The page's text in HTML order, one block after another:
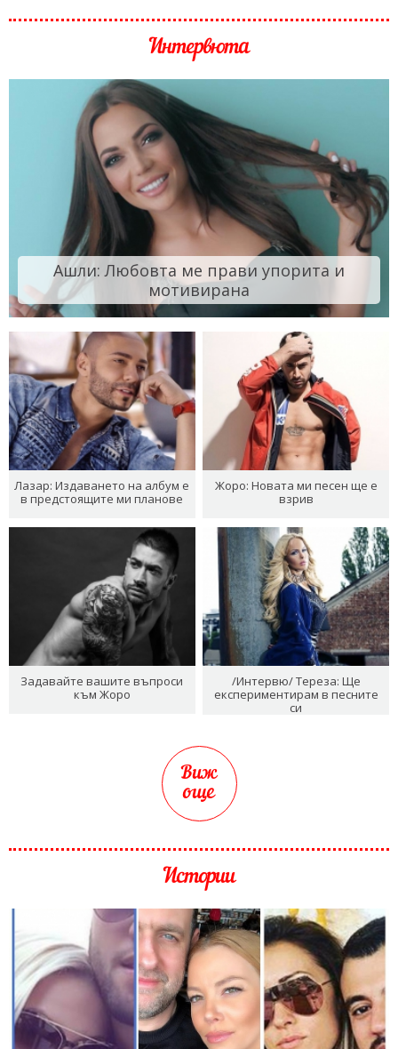
Интервюта
Ашли: Любовта ме прави упорита и
мотивирана
Лазар: Издаването на албум е
в предстоящите ми планове
Жоро: Новата ми песен ще е
взрив
Задавайте вашите въпроси
към Жоро
/Интервю/ Тереза: Ще
експериментирам в песните
си
Виж
още
Истории